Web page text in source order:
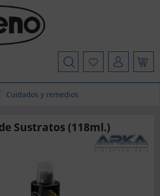
Cuidados y remedios
Sustratos (118ml.)